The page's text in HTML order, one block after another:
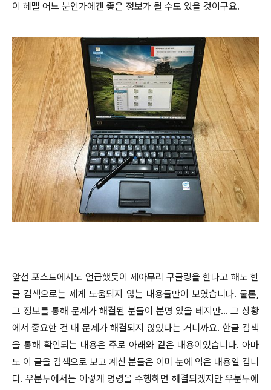
이 헤맬 어느 분인가에겐 좋은 정보가 될 수도 있을 것이구요.
앞선 포스트에서도 언급했듯이 제아무리 구글링을 한다고 해도 한
글 검색으로는 제게 도움되지 않는 내용들만이 보였습니다. 물론,
그 정보를 통해 문제가 해결된 분들이 분명 있을 테지만... 그 상황
에서 중요한 건 내 문제가 해결되지 않았다는 거니까요. 한글 검색
을 통해 확인되는 내용은 주로 아래와 같은 내용이었습니다. 아마
도 이 글을 검색으로 보고 계신 분들은 이미 눈에 익은 내용일 겁니
다. 우분투에서는 이렇게 명령을 수행하면 해결되겠지만 우분투에